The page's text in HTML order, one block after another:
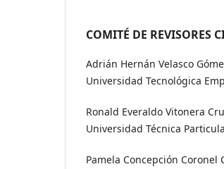
COMITÉ DE REVISORES
Adrián Hernán Velasco
Universidad Tecnológica
Ronald Everaldo Vitonera
Universidad Técnica
Pamela Concepción Coronel